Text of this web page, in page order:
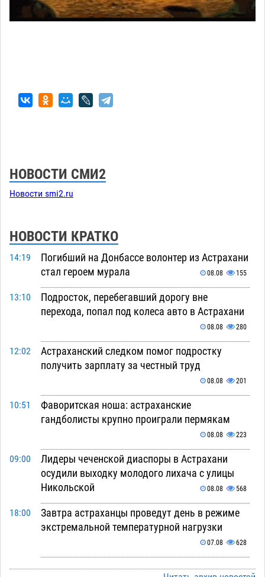
НОВОСТИ СМИ2
Новости smi2.ru
НОВОСТИ КРАТКО
14:19
Погибший на Донбассе волонтер из Астрахани
стал героем мурала
08.08 155
13:10
Подросток, перебегавший дорогу вне
перехода, попал под колеса авто в Астрахани
08.08 280
12:02
Астраханский следком помог подростку
получить зарплату за честный труд
08.08 201
10:51
Фаворитская ноша: астраханские
гандболисты крупно проиграли пермякам
08.08 223
09:00
Лидеры чеченской диаспоры в Астрахани
осудили выходку молодого лихача с улицы
Никольской
08.08 568
18:00
Завтра астраханцы проведут день в режиме
экстремальной температурной нагрузки
07.08 628
17:09
Астраханский котлован с мусором угрожает